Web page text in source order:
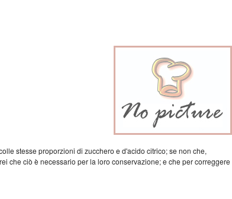
stesse proporzioni di zucchero e d'acido citrico; se non che,
che ciò è necessario per la loro conservazione; e che per correggere